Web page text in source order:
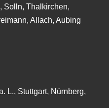
Solln, Thalkirchen,
Allach, Aubing
L., Stuttgart, Nürnberg,